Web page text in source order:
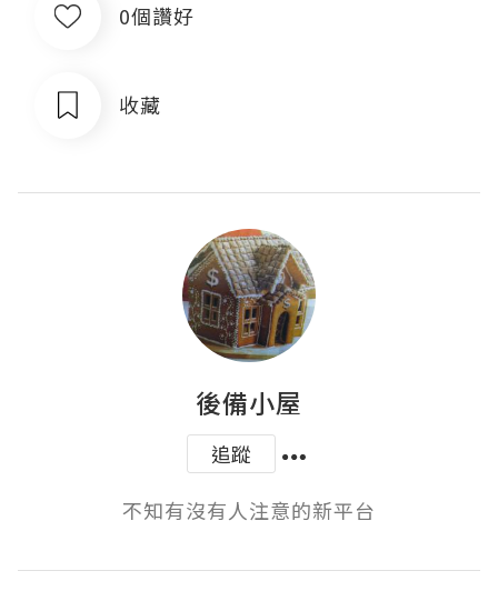
0個讚好
收藏
後備小屋
追蹤
不知有沒有人注意的新平台